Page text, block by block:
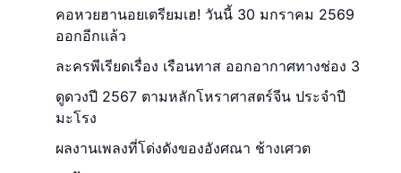
คอหวยฮานอยเตรียมเฮ! วันนี้ 30 มกราคม 2569
ออกอีกแล้ว
ละครพีเรียดเรื่อง เรือนทาส ออกอากาศทางช่อง 3
ดูดวงปี 2567 ตามหลักโหราศาสตร์จีน ประจำปี
มะโรง
ผลงานเพลงที่โด่งดังของอังศณา ช้างเศวต